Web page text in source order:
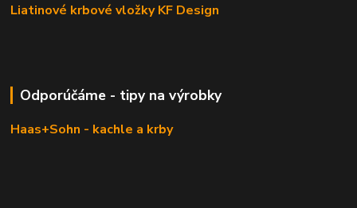
Liatinové krbové vložky KF Design
Odporúčáme - tipy na výrobky
Haas+Sohn - kachle a krby